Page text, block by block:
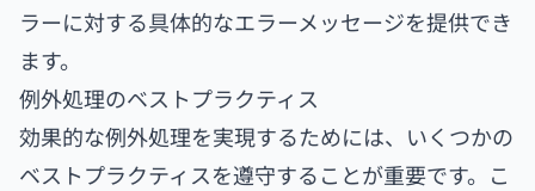
ラーに対する具体的なエラーメッセージを提供でき
ます。
例外処理のベストプラクティス
効果的な例外処理を実現するためには、いくつかの
ベストプラクティスを遵守することが重要です。こ